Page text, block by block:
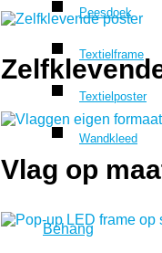
Peesdoek
Textielframe
Textielposter
Wandkleed
Behang
Vlag op